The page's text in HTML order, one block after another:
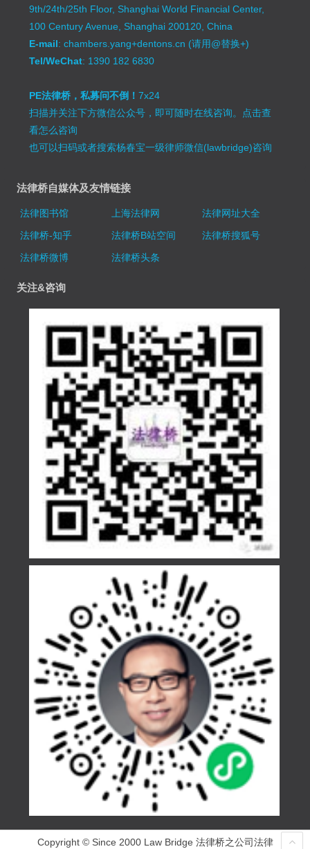
9th/24th/25th Floor, Shanghai World Financial Center,
100 Century Avenue, Shanghai 200120, China
E-mail: chambers.yang+dentons.cn (请用@替换+)
Tel/WeChat: 1390 182 6830
PE法律桥，私募问不倒！7x24
扫描并关注下方微信公众号，即可随时在线咨询。 点击查
看怎么咨询
也可以扫码或者搜索杨春宝一级律师微信(lawbridge)咨询
法律桥自媒体及友情链接
法律图书馆 上海法律网
法律网址大全
法律桥-知乎
法律桥B站空间
法律桥搜狐号
法律桥微博
法律桥头条
关注&咨询
Copyright © Since 2000 Law Bridge 法律桥之公司法律